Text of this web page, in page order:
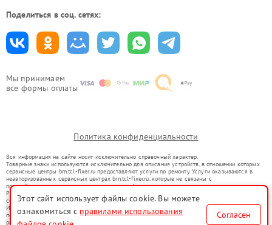
Мы принимаем
все формы оплаты
Поделиться в соц. сетях:
Политика конфиденциальности
Вся информация на сайте носит исключительно справочный характер.
Товарные знаки используются исключительно для описания устройств, в отношении которых
сервисные центры brn.tcl-fixer.ru предоставляют услуги по ремонту. Услуги оказываются в
неавторизованных сервисных центрах brn.tcl-fixer.ru, которые не связаны с
правообладателями товарных знаков или их официальными представителями.
Ремонт осуществляется для устройств, уже введенных в гражданский оборот в соответствии
со статьей 1487 ГК РФ.
Использование товарных знаков не преследует цели индивидуализации услуг или введения
потребителей в заблуждение, а служит для информирования о предоставляемых услугах по
ремонту техники указанных брендов.
Этот сайт использует файлы cookie. Вы можете
ознакомиться с правилами использования
Согласен